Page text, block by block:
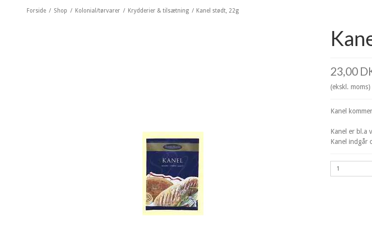
Forside / Shop / Kolonial/tørvarer / Krydderier & tilsætning / Kanel stødt, 22g
23,00
(ekskl. moms)
Kanel
Kanel er bl.a
Kanel indgår